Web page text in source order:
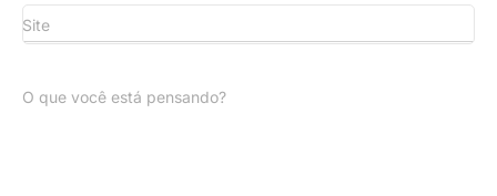
Site
O que você está pensando?